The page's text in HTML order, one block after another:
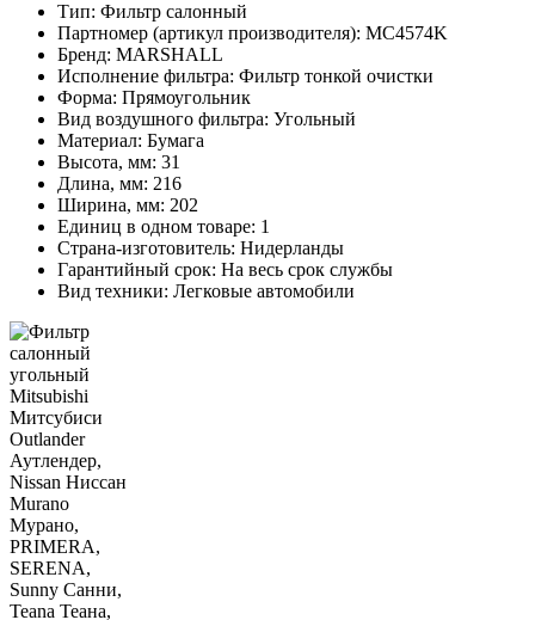
Тип: Фильтр салонный
Партномер (артикул производителя): MC4574K
Бренд: MARSHALL
Исполнение фильтра: Фильтр тонкой очистки
Форма: Прямоугольник
Вид воздушного фильтра: Угольный
Материал: Бумага
Высота, мм: 31
Длина, мм: 216
Ширина, мм: 202
Единиц в одном товаре: 1
Страна-изготовитель: Нидерланды
Гарантийный срок: На весь срок службы
Вид техники: Легковые автомобили